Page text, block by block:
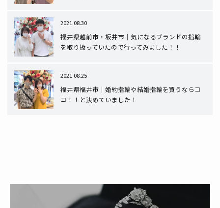
2021.08.30
福井県越前市・坂井市｜気になるブランドの指輪
を取り扱っていたので行ってみました！！
2021.08.25
福井県福井市｜婚約指輪や結婚指輪を買うならコ
コ！！と決めていました！